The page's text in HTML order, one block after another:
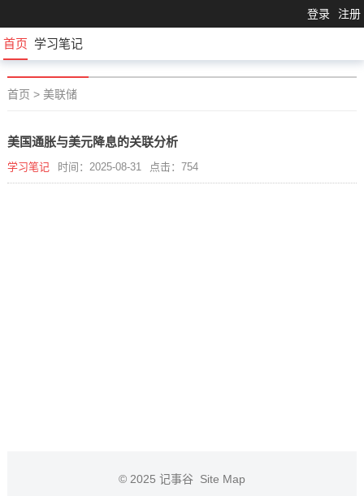
登录 注册
首页 学习笔记
首页 > 美联储
美国通胀与美元降息的关联分析
学习笔记 时间：2025-08-31 点击：754
© 2025 记事谷 Site Map